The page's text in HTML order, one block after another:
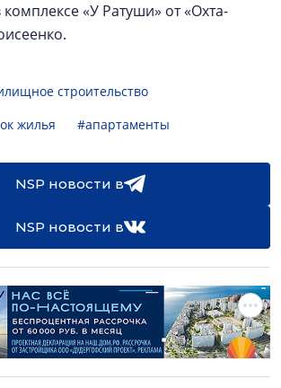
«У Ратуши» от «Охта-
строительство
жилья
#апартаменты
NSP новости в
NSP новости в